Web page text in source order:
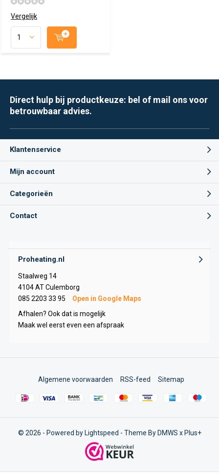
Vergelijk
Direct hulp bij productkeuze: bel of mail ons voor
betrouwbaar advies.
Klantenservice
Mijn account
Categorieën
Contact
Proheating.nl
Staalweg 14
4104 AT Culemborg
085 2203 33 95
Open in Google Maps
Afhalen? Ook dat is mogelijk
Maak wel eerst even een afspraak
© 2026 - Powered by Lightspeed - Theme By DMWS x Plus+
Algemene voorwaarden RSS-feed Sitemap